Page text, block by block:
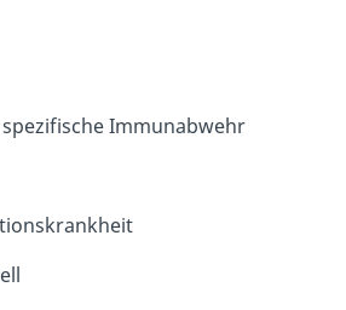
Immunabwehr